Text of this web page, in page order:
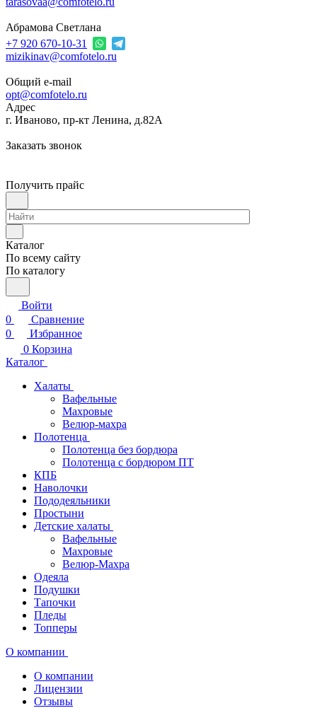
Абрамова Светлана
+7 920 670-10-31
mizikinav@comfotelo.ru
Общий e-mail
opt@comfotelo.ru
Адрес
г. Иваново, пр-кт Ленина, д.82А
Заказать звонок
Получить прайс
Каталог
По всему сайту
По каталогу
Войти
0
Сравнение
0
Избранное
0 Корзина
Каталог
Халаты
Вафельные
Махровые
Велюр-махра
Полотенца
Полотенца без бордюра
Полотенца с бордюром ПТ
КПБ
Наволочки
Пододеяльники
Простыни
Детские халаты
Вафельные
Махровые
Велюр-Махра
Одеяла
Подушки
Тапочки
Пледы
Топперы
О компании
О компании
Лицензии
Отзывы